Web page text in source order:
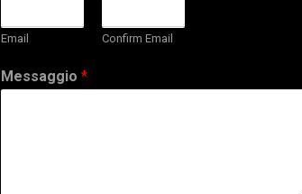
Email Confirm Email
Messaggio *